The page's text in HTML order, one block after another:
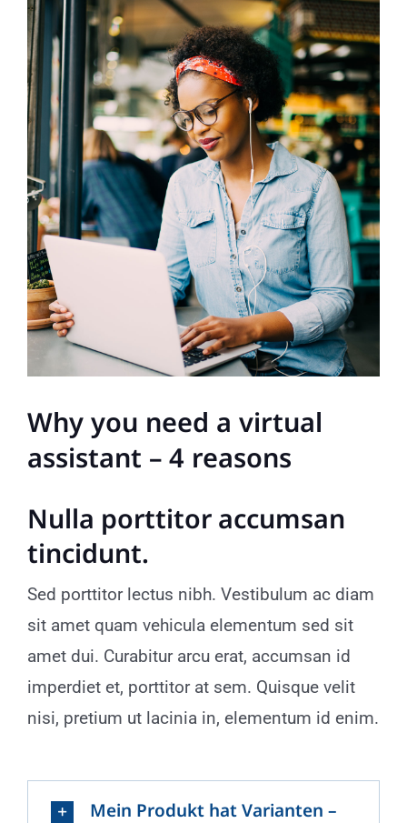
grösseres
Bild
Why you need a virtual
assistant – 4 reasons
Nulla porttitor accumsan
tincidunt.
Sed porttitor lectus nibh. Vestibulum ac diam
sit amet quam vehicula elementum sed sit
amet dui. Curabitur arcu erat, accumsan id
imperdiet et, porttitor at sem. Quisque velit
nisi, pretium ut lacinia in, elementum id enim.
Mein Produkt hat Varianten –